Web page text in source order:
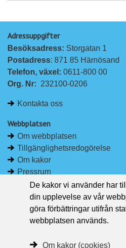
Adressuppgifter
Besöksadress: Storgatan 1
Postadress: 871 85 Härnösand
Telefon, växel: 0611-800 00
Org. Nr: 232100-0206
Kontakta oss
Webbplatsen
Om webbplatsen
Tillgänglighetsredogörelse
Om kakor
Pressrum
Håll dig uppdaterad
Följ Region Västernorrland på
Region Västernorrland i
De kakor vi använder har
din upplevelse av vår
göra förbättringar utifrån
webbplatsen används.
Om kakor (cookies)